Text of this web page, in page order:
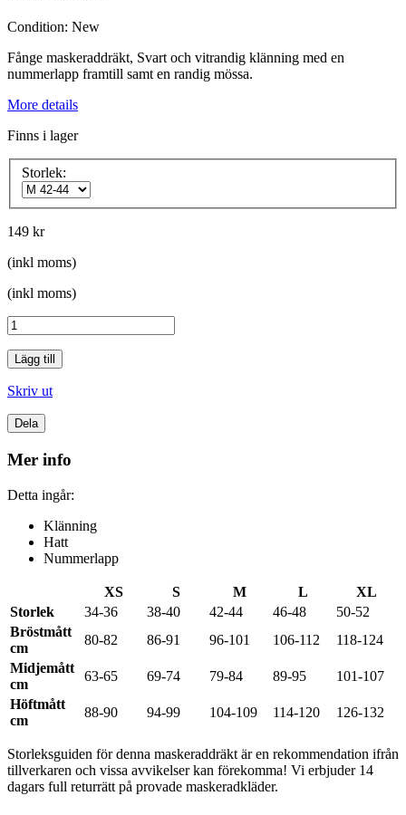
Condition: New
Fånge maskeraddräkt, Svart och vitrandig klänning med en
nummerlapp framtill samt en randig mössa.
More details
Finns i lager
Storlek:
149 kr
(inkl moms)
(inkl moms)
Lägg till
Skriv ut
Dela
Mer info
Detta ingår:
Klänning
Hatt
Nummerlapp
XS S M L
XL
Storlek
34-36 38-40 42-44 46-48
50-52
Bröstmått
cm
80-82 86-91 96-101 106-112
118-124
Midjemått
cm
63-65 69-74 79-84 89-95
101-107
Höftmått
cm
88-90 94-99 104-109 114-120 126-132
Storleksguiden för denna maskeraddräkt är en rekommendation ifrån
tillverkaren och vissa avvikelser kan förekomma! Vi erbjuder 14
dagars full returrätt på provade maskeradkläder.